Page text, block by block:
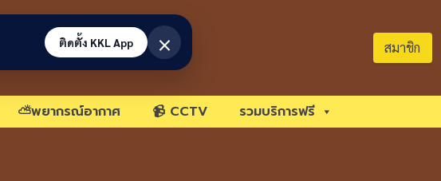
สมาชิก
⛅พยากรณ์อากาศ 📹 CCTV รวมบริการฟรี
ติดตั้ง KKL App ×